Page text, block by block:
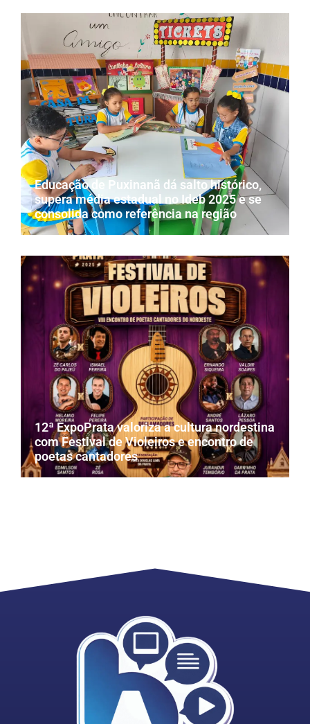
Educação de Puxinanã dá salto histórico,
supera média estadual no Ideb 2025 e se
consolida como referência na região
12ª ExpoPrata valoriza a cultura nordestina
com Festival de Violeiros e encontro de
poetas cantadores